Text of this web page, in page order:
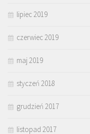
lipiec 2019
czerwiec 2019
maj 2019
styczeń 2018
grudzień 2017
listopad 2017